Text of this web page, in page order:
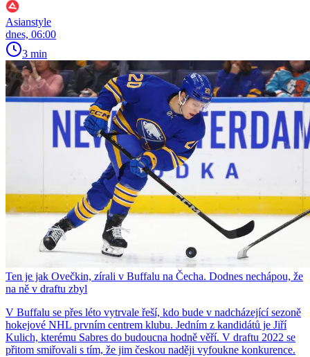
Asianstyle
dnes, 06:00
3 min
Ten je jak Ovečkin, zírali v Buffalu na Čecha. Dodnes nechápou, že
na ně v draftu zbyl
V Buffalu se přes léto vytrvale řeší, kdo bude v nadcházející sezoně
hokejové NHL prvním centrem klubu. Jedním z kandidátů je Jiří
Kulich, kterému Sabres do budoucna hodně věří. V draftu 2022 se
přitom smiřovali s tím, že jim českou naději vyfoukne konkurence.